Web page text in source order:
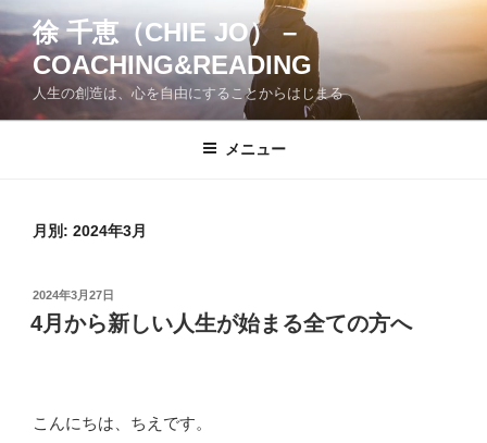
コ
ン
テ
ツ
徐 千恵（CHIE JO） –
COACHING&READING
人生の創造は、心を自由にすることからはじまる
メニュー
月別: 2024年3月
投
稿
日:
2024年3月27日
4月から新しい人生が始まる全ての方へ
こんにちは、ちえです。